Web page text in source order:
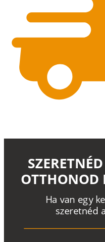
Ha van egy ke
szeretnéd a
OTTHONOD